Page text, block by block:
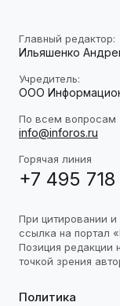
Главный редактор:
Ильяшенко
Учредитель:
ООО
По всем вопросам
info@inforos.ru
Горячая линия
+7 495 718
При цитировании
ссылка на портал
Позиция редакции
точкой зрения
Политика